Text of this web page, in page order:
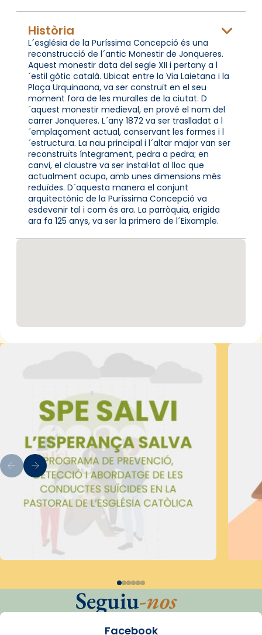
Història
L´església de la Puríssima Concepció és una
reconstrucció de l´antic Monestir de Jonqueres.
Aquest monestir data del segle XII i pertany a l
´estil gòtic català. Ubicat entre la Via Laietana i la
Plaça Urquinaona, va ser construït en el seu
moment fora de les muralles de la ciutat. D
´aquest monestir medieval, en prové el nom del
carrer Jonqueres. L´any 1872 va ser traslladat a l
´emplaçament actual, conservant les formes i l
´estructura. La nau principal i l´altar major van ser
reconstruïts íntegrament, pedra a pedra; en
canvi, el claustre va ser instal·lat al lloc que
actualment ocupa, amb unes dimensions més
reduïdes. D´aquesta manera el conjunt
arquitectònic de la Puríssima Concepció va
esdevenir tal i com és ara. La parròquia, erigida
ara fa 125 anys, va ser la primera de l´Eixample.
Seguiu-nos
Facebook